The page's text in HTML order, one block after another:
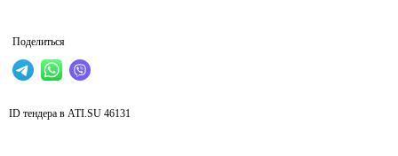
Поделиться
ID тендера в ATI.SU 46131